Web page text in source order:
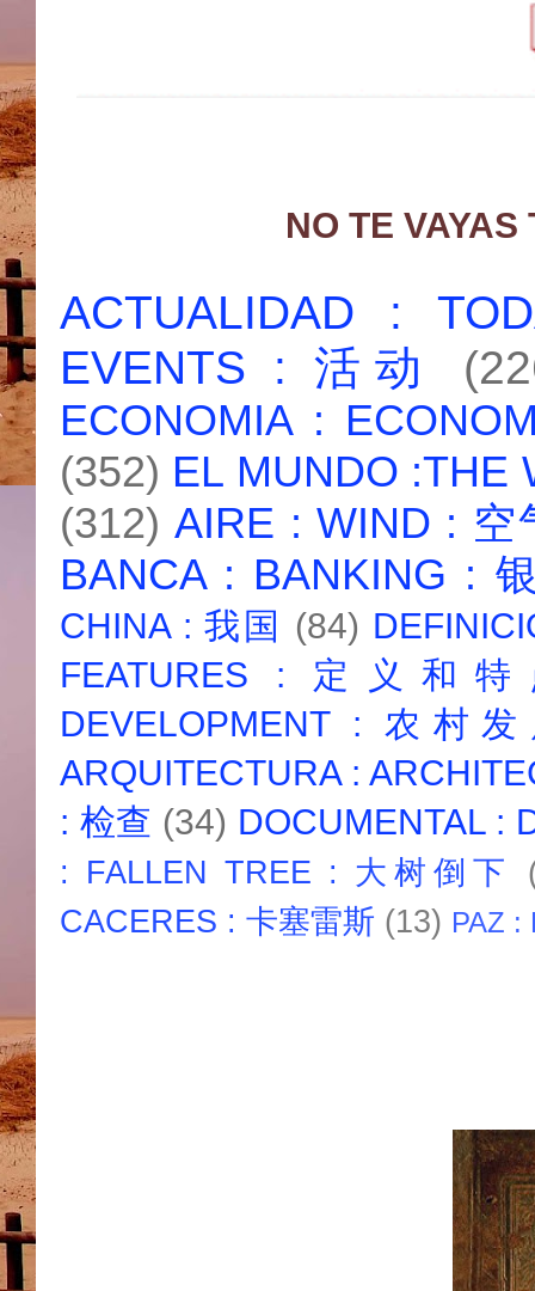
NO TE
ACTUALIDAD :
EVENTS : 活动
ECONOMIA :
(352) EL MUNDO :THE
(312) AIRE : WIND : 空
BANCA : BANKING :
CHINA : 我国 (84)
FEATURES : 定义和
DEVELOPMENT : 农村
ARQUITECTURA :
: 检查 (34) DOCUMENTAL :
: FALLEN TREE : 大树倒下
CACERES : 卡塞雷斯 (13) PAZ :